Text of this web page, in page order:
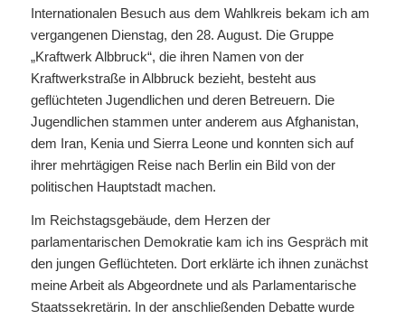
Internationalen Besuch aus dem Wahlkreis bekam ich am
vergangenen Dienstag, den 28. August. Die Gruppe
„Kraftwerk Albbruck“, die ihren Namen von der
Kraftwerkstraße in Albbruck bezieht, besteht aus
geflüchteten Jugendlichen und deren Betreuern. Die
Jugendlichen stammen unter anderem aus Afghanistan,
dem Iran, Kenia und Sierra Leone und konnten sich auf
ihrer mehrtägigen Reise nach Berlin ein Bild von der
politischen Hauptstadt machen.
Im Reichstagsgebäude, dem Herzen der
parlamentarischen Demokratie kam ich ins Gespräch mit
den jungen Geflüchteten. Dort erklärte ich ihnen zunächst
meine Arbeit als Abgeordnete und als Parlamentarische
Staatssekretärin. In der anschließenden Debatte wurde